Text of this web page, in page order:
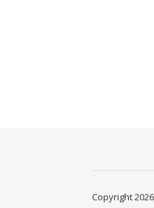
Copyright